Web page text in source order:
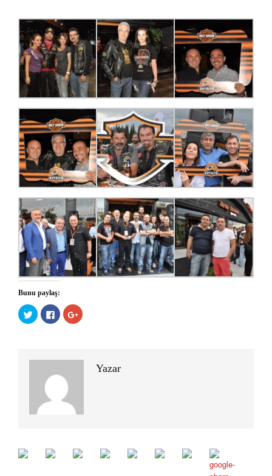
Bunu paylaş:
Twitter
üzerinde
paylaşmak
açılır)
Facebook'ta
paylaşmak
Google+
üzerinde
açılır)Yazar